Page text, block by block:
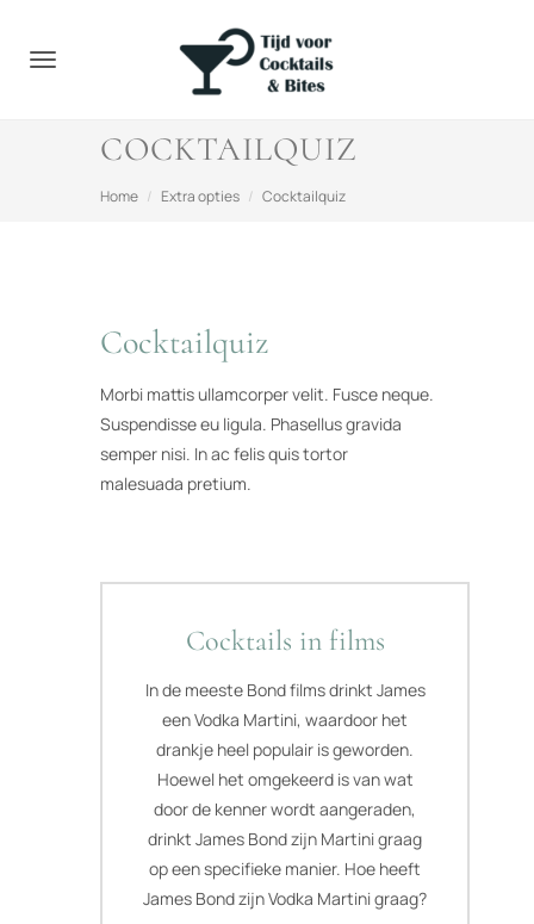
Toggle navigation
COCKTAILQUIZ
Home Extra opties Cocktailquiz
Cocktailquiz
Morbi mattis ullamcorper velit. Fusce neque.
Suspendisse eu ligula. Phasellus gravida
semper nisi. In ac felis quis tortor
malesuada pretium.
Cocktails in films
In de meeste Bond films drinkt James
een Vodka Martini, waardoor het
drankje heel populair is geworden.
Hoewel het omgekeerd is van wat
door de kenner wordt aangeraden,
drinkt James Bond zijn Martini graag
op een specifieke manier. Hoe heeft
James Bond zijn Vodka Martini graag?